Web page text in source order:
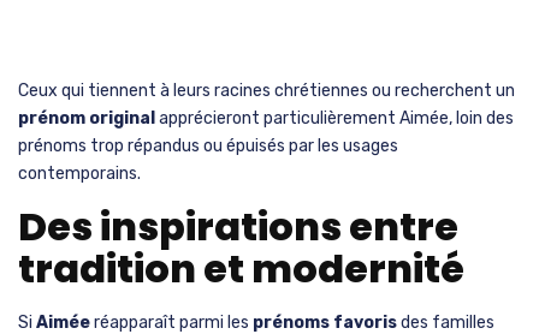
Ceux qui tiennent à leurs racines chrétiennes ou recherchent un
prénom original apprécieront particulièrement Aimée, loin des
prénoms trop répandus ou épuisés par les usages
contemporains.
Des inspirations entre
tradition et modernité
Si Aiméeréapparaît parmi les prénoms favorisdes familles